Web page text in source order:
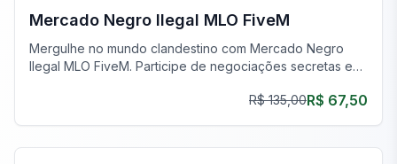
Mercado Negro Ilegal MLO FiveM
Mergulhe no mundo clandestino com Mercado Negro
Ilegal MLO FiveM. Participe de negociações secretas e
R$ 135,00R$ 67,50
FiveM Gangue MLO